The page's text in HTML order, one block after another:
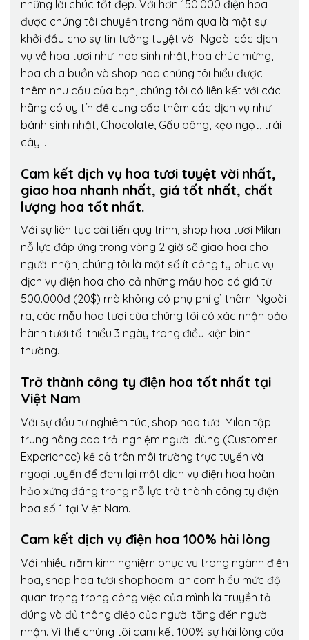
những lời chúc tốt đẹp. Với hơn 150.000 điện hoa
được chúng tôi chuyển trong năm qua là một sự
khởi đầu cho sự tin tưởng tuyệt vời. Ngoài các dịch
vụ về hoa tươi như: hoa sinh nhật, hoa chúc mừng,
hoa chia buồn và shop hoa chúng tôi hiểu được
thêm nhu cầu của bạn, chúng tôi có liên kết với các
hãng có uy tín để cung cấp thêm các dịch vụ như:
bánh sinh nhật, Chocolate, Gấu bông, kẹo ngọt, trái
cây…
Cam kết dịch vụ hoa tươi tuyệt vời nhất,
giao hoa nhanh nhất, giá tốt nhất, chất
lượng hoa tốt nhất.
Với sự liên tục cải tiến quy trình, shop hoa tươi Milan
nỗ lực đáp ứng trong vòng 2 giờ sẽ giao hoa cho
người nhận, chúng tôi là một số ít công ty phục vụ
dịch vụ điện hoa cho cả những mẫu hoa có giá từ
500.000đ (20$) mà không có phụ phí gì thêm. Ngoài
ra, các mẫu hoa tươi của chúng tôi có xác nhận bảo
hành tươi tối thiểu 3 ngày trong điều kiện bình
thường.
Trở thành công ty điện hoa tốt nhất tại
Việt Nam
Với sự đầu tư nghiêm túc, shop hoa tươi Milan tập
trung nâng cao trải nghiệm người dùng (Customer
Experience) kể cả trên môi trường trực tuyến và
ngoại tuyến để đem lại một dịch vụ điện hoa hoàn
hảo xứng đáng trong nỗ lực trở thành công ty điện
hoa số 1 tại Việt Nam.
Cam kết dịch vụ điện hoa 100% hài lòng
Với nhiều năm kinh nghiệm phục vụ trong ngành điện
hoa, shop hoa tươi shophoamilan.com hiểu mức độ
quan trọng trong công việc của mình là truyền tải
đúng và đủ thông điệp của người tặng đến người
nhận. Vì thế chúng tôi cam kết 100% sự hài lòng của